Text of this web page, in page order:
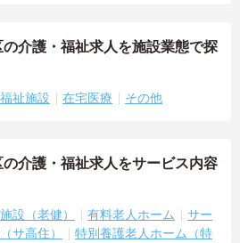
介護・福祉求人を施設業態で探
祉施設 在宅医療 その他
介護・福祉求人をサービス内容
設（老健） 有料老人ホーム
サー
サ高住）
特別養護老人ホーム（特